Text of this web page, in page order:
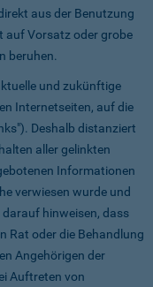
aus der Benutzung
auf Vorsatz oder grobe
beruhen.
und zukünftige
Internetseiten, auf die
Deshalb distanziert
aller gelinkten
Informationen
verwiesen wurde und
hinweisen, dass
Rat oder die Behandlung
Angehörigen der
Auftreten von